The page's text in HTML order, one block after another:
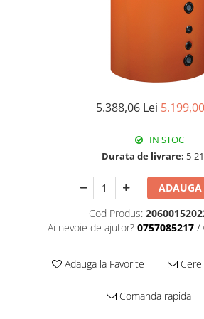
Cazane, Centrale si Termoseminee
Centrale termice electrice
Seminee pe lemne
Butelie egalizare
Radiatoare/Calorifere
Radiatoare/Calorifere din otel
Radiatoare/Calorifere din otel
Radiatoare/Calorifere Copa
5.388,06 Lei
IN STOC
Durata de livrare: 5-
ADAUGA
Cod Produs:
Ai nevoie de ajutor? 0757085217 /
Adauga la Favorite Cere
Comanda rapida